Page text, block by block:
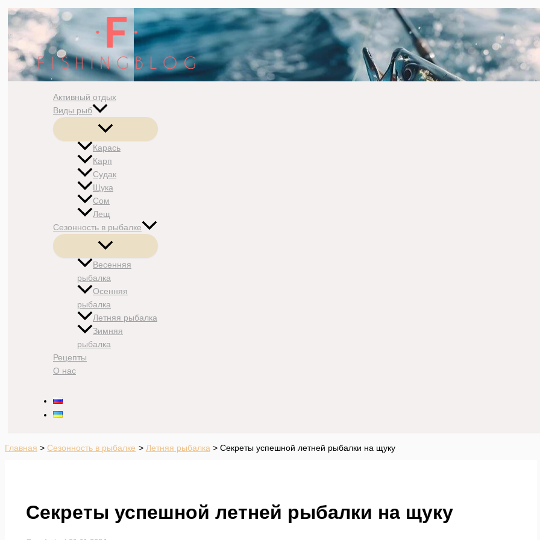
Перейти
содержимому
Активный отдых
Виды рыб
Переключатель
меню
Карась
Карп
Судак
Щука
Сом
Лещ
Сезонность в рыбалке
Переключатель
меню
Весенняя
рыбалка
Осенняя
рыбалка
Летняя рыбалка
Зимняя
рыбалка
Рецепты
О нас
Главная Сезонность в рыбалке Летняя рыбалка Секреты успешной летней рыбалки на щуку
Секреты успешной летней рыбалки на щуку